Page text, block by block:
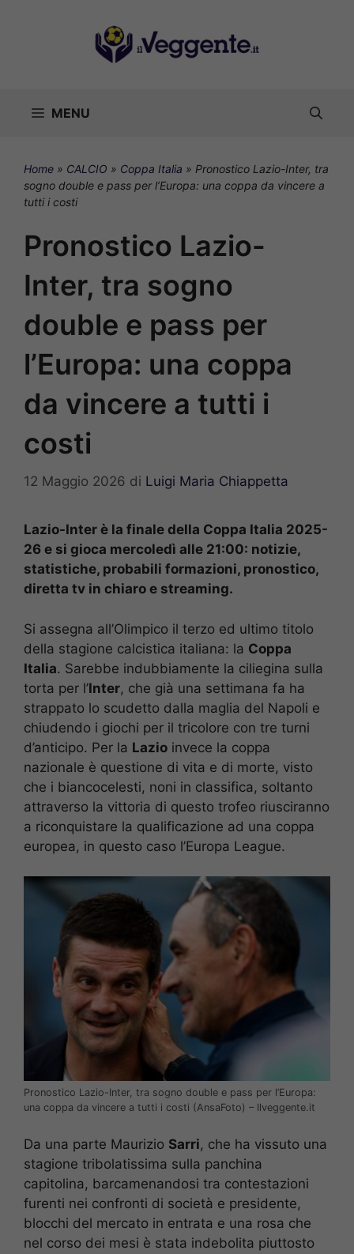
MENU
Home » CALCIO » Coppa Italia » Pronostico Lazio-Inter, tra
sogno double e pass per l’Europa: una coppa da vincere a
tutti i costi
Pronostico Lazio-
Inter, tra sogno
double e pass per
l’Europa: una coppa
da vincere a tutti i
costi
12 Maggio 2026 di Luigi Maria Chiappetta
Lazio-Inter è la finale della Coppa Italia 2025-
26 e si gioca mercoledì alle 21:00: notizie,
statistiche, probabili formazioni, pronostico,
diretta tv in chiaro e streaming.
Si assegna all’Olimpico il terzo ed ultimo titolo
della stagione calcistica italiana: la Coppa
Italia. Sarebbe indubbiamente la ciliegina sulla
torta per l’Inter, che già una settimana fa ha
strappato lo scudetto dalla maglia del Napoli e
chiudendo i giochi per il tricolore con tre turni
d’anticipo. Per la Lazio invece la coppa
nazionale è questione di vita e di morte, visto
che i biancocelesti, noni in classifica, soltanto
attraverso la vittoria di questo trofeo riusciranno
a riconquistare la qualificazione ad una coppa
europea, in questo caso l’Europa League.
Pronostico Lazio-Inter, tra sogno double e pass per l’Europa:
una coppa da vincere a tutti i costi (AnsaFoto) – Ilveggente.it
Da una parte Maurizio Sarri, che ha vissuto una
stagione tribolatissima sulla panchina
capitolina, barcamenandosi tra contestazioni
furenti nei confronti di società e presidente,
blocchi del mercato in entrata e una rosa che
nel corso dei mesi è stata indebolita piuttosto